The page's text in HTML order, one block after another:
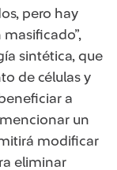
pero hay
sintética, que
de células y
a
un
modificar
eliminar